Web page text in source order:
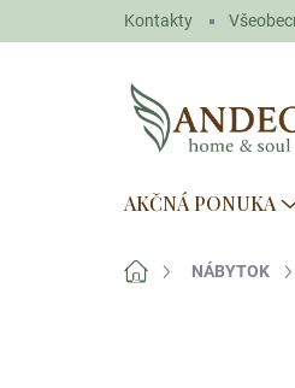
Kontakty
AKČNÁ PONUKA
DomovNÁBYTOK